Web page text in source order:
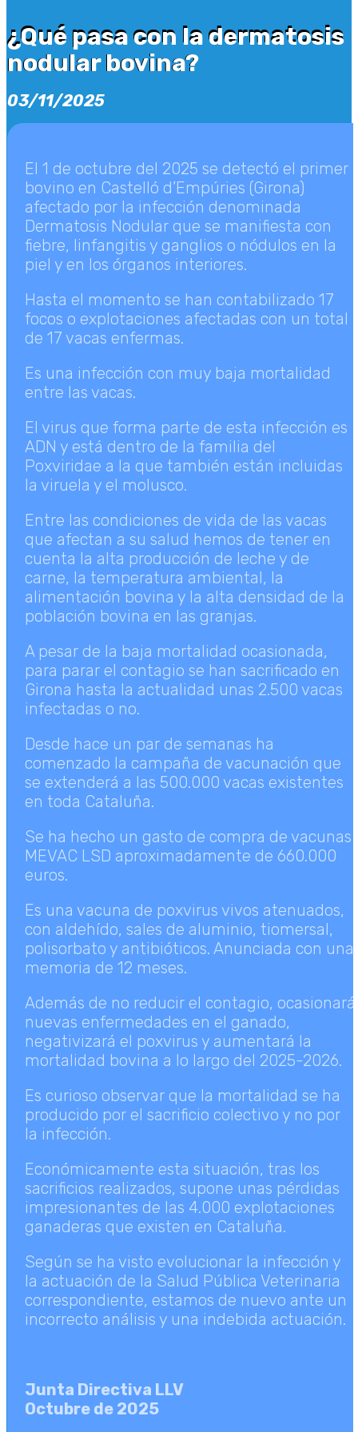
¿Qué pasa con la dermatosis
nodular bovina?
¿Qué pasa con la dermatosis
nodular bovina?
03/11/2025
El 1 de octubre del 2025 se detectó el primer
bovino en Castelló d’Empúries (Girona)
afectado por la infección denominada
Dermatosis Nodular que se manifiesta con
fiebre, linfangitis y ganglios o nódulos en la
piel y en los órganos interiores.
Hasta el momento se han contabilizado 17
focos o explotaciones afectadas con un total
de 17 vacas enfermas.
Es una infección con muy baja mortalidad
entre las vacas.
El virus que forma parte de esta infección es
ADN y está dentro de la familia del
Poxviridae a la que también están incluidas
la viruela y el molusco.
Entre las condiciones de vida de las vacas
que afectan a su salud hemos de tener en
cuenta la alta producción de leche y de
carne, la temperatura ambiental, la
alimentación bovina y la alta densidad de la
población bovina en las granjas.
A pesar de la baja mortalidad ocasionada,
para parar el contagio se han sacrificado en
Girona hasta la actualidad unas 2.500 vacas
infectadas o no.
Desde hace un par de semanas ha
comenzado la campaña de vacunación que
se extenderá a las 500.000 vacas existentes
en toda Cataluña.
Se ha hecho un gasto de compra de vacunas
MEVAC LSD aproximadamente de 660.000
euros.
Es una vacuna de poxvirus vivos atenuados,
con aldehído, sales de aluminio, tiomersal,
polisorbato y antibióticos. Anunciada con una
memoria de 12 meses.
Además de no reducir el contagio, ocasionará
nuevas enfermedades en el ganado,
negativizará el poxvirus y aumentará la
mortalidad bovina a lo largo del 2025-2026.
Es curioso observar que la mortalidad se ha
producido por el sacrificio colectivo y no por
la infección.
Económicamente esta situación, tras los
sacrificios realizados, supone unas pérdidas
impresionantes de las 4.000 explotaciones
ganaderas que existen en Cataluña.
Según se ha visto evolucionar la infección y
la actuación de la Salud Pública Veterinaria
correspondiente, estamos de nuevo ante un
incorrecto análisis y una indebida actuación.
Junta Directiva LLV
Octubre de 2025